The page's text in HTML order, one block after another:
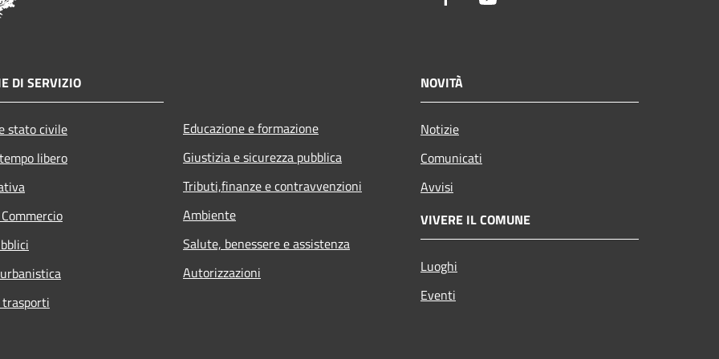
DI SERVIZIO
stato civile
libero
Educazione e formazione
Giustizia e sicurezza pubblica
Tributi,finanze e contravvenzioni
Ambiente
Salute, benessere e assistenza
Autorizzazioni
NOVITÀ
Notizie
Comunicati
Avvisi
VIVERE IL COMUNE
Luoghi
Eventi